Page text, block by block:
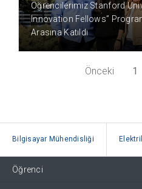
Öğrencilerimiz Stanford
Innovation Fellows”
Arasına Katıldı
Önceki 1
Bilgisayar Mühendisliği
Öğrenci